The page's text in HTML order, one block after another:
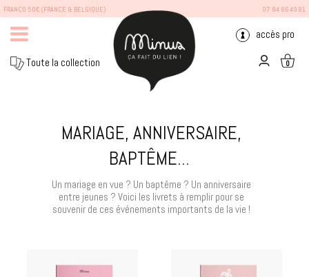
FRANCO 50€ (FRANCE & BELGIQUE) 07 84 86 49 81
Toute la collection
accès pro
0
MARIAGE, ANNIVERSAIRE,
BAPTÊME...
Un mariage en vue ? Un baptême ? Un anniversaire
entre jeunes ? Voici les livrets à remplir pour se
souvenir de ces événements importants de la vie !